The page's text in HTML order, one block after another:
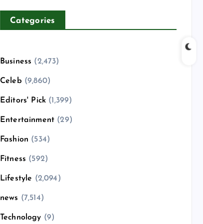
Categories
Business (2,473)
Celeb (9,860)
Editors' Pick (1,399)
Entertainment (29)
Fashion (534)
Fitness (592)
Lifestyle (2,094)
news (7,514)
Technology (9)